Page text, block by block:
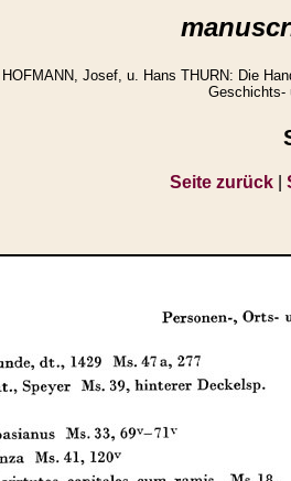
HOFMANN, Josef, u. Hans THURN: Die
Geschichts-
Seite zurück|